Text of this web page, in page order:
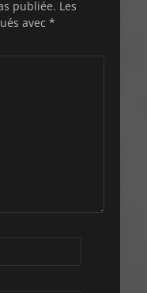
publiée. Les
avec *